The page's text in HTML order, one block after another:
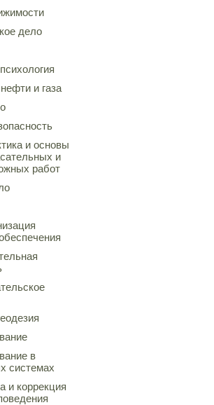
дело
и газа
и основы
и
работ
в
системах
и коррекция